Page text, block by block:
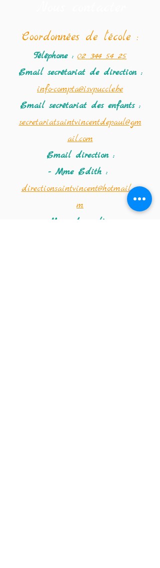
Coordonnées de l'école :
Téléphone : 02 344 54 25
Email secrétariat de direction :
info-compta@isvpuccle.be
Email secrétariat des enfants :
secretariatsaintvincentdepaul@gm
ail.com
Email direction :
- Mme Edith :
directionsaintvincent@hotmail.co
m
- Mme Amandine :